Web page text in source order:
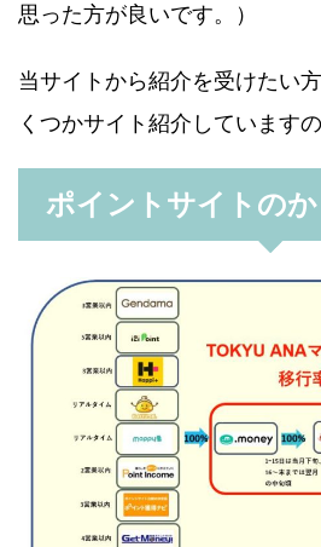
思った方が良いです。）
当サイトから紹介を受けたい
くつかサイト紹介しています
ポイントサイトの